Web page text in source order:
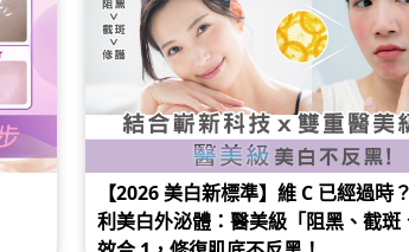
【2026 美白新標準】維 C 已經過時
利美白外泌體：醫美級「阻黑、截斑